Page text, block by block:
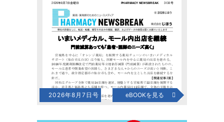
2026年8月7日号 eBOOKを見る